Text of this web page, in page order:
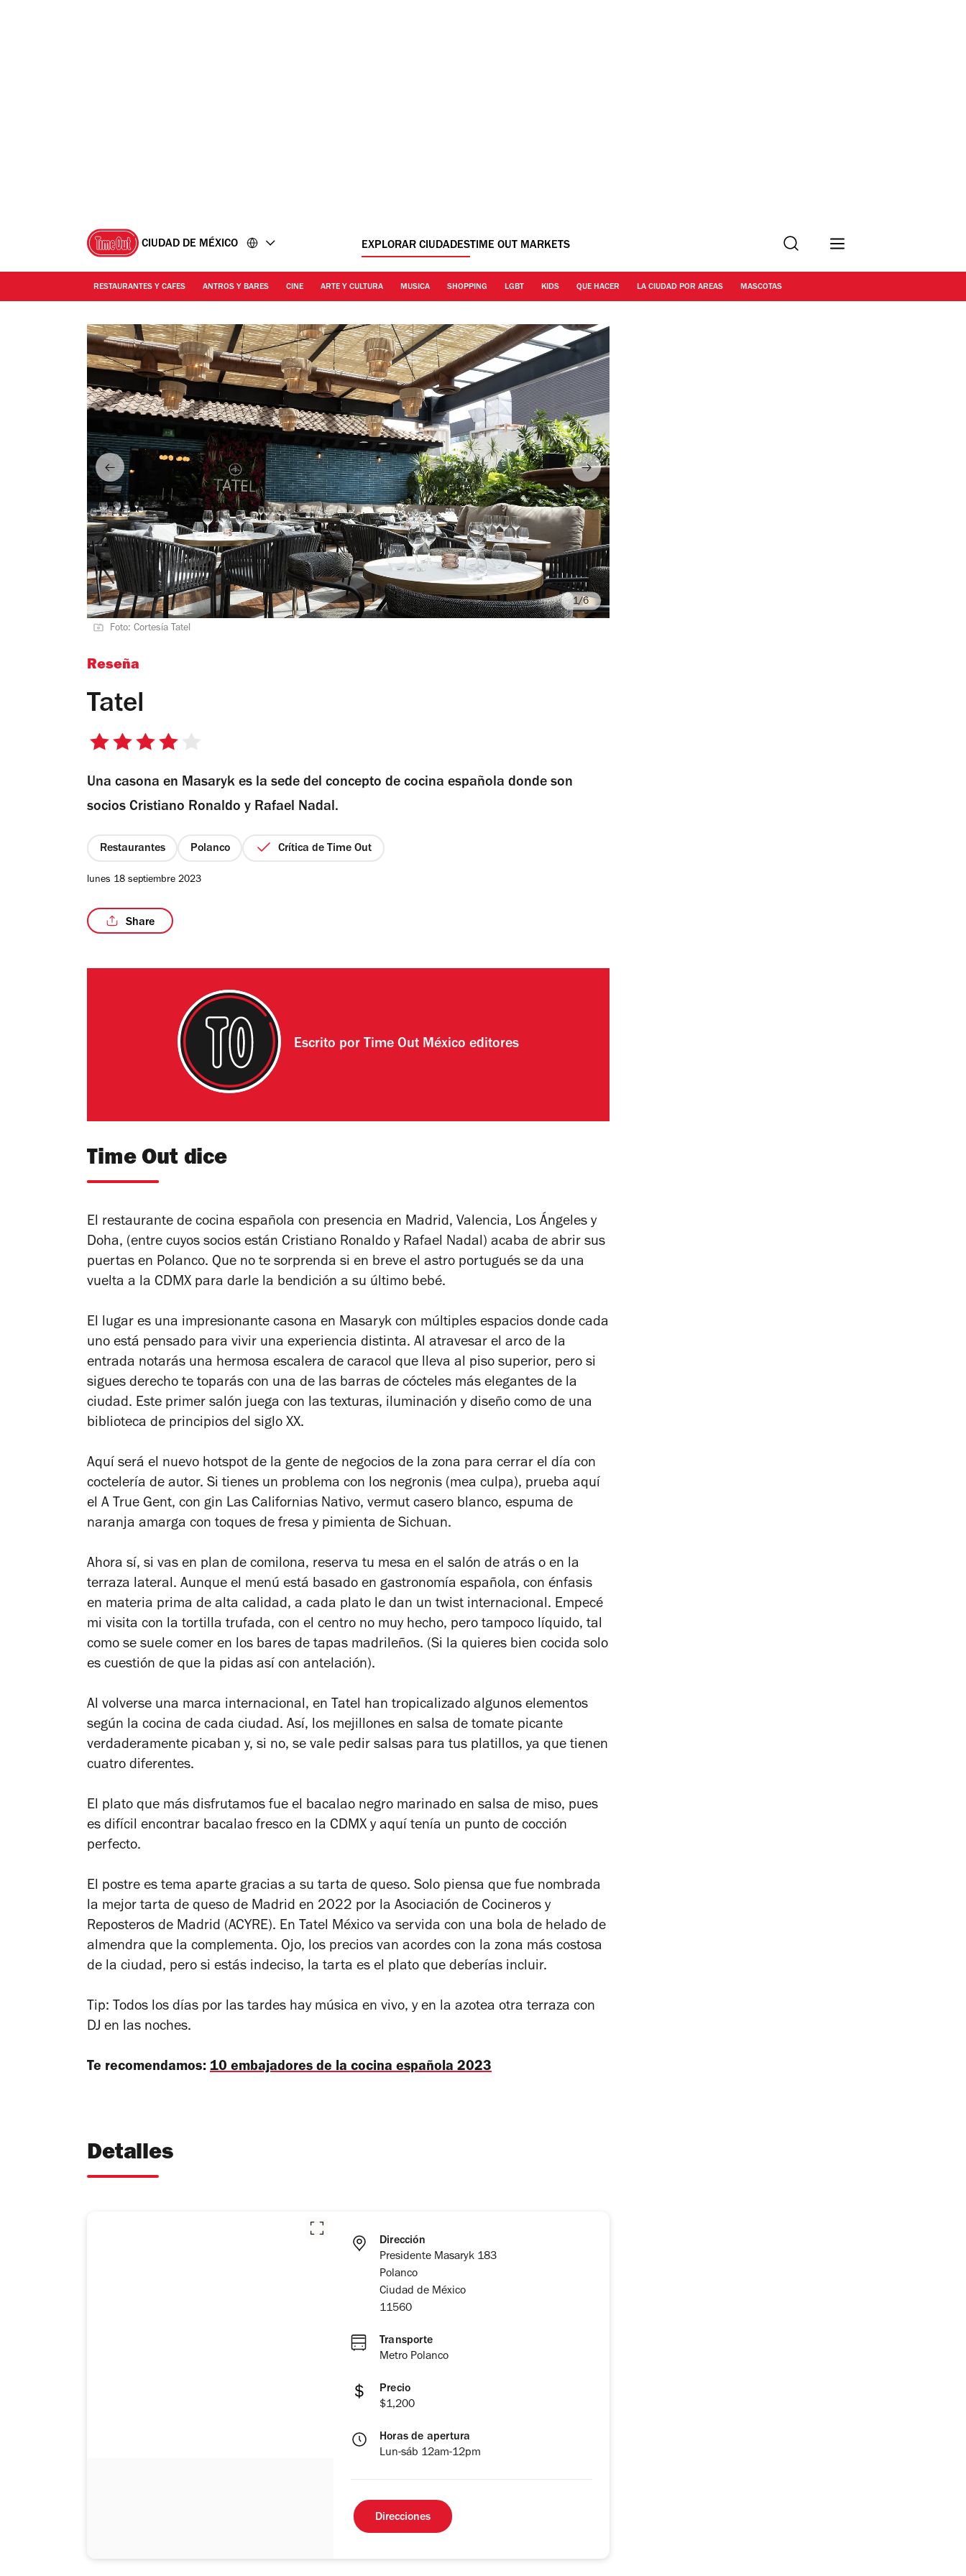
CIUDAD DE MÉXICO EXPLORAR CIUDADESTIME OUT MARKETS Buscar
RESTAURANTES Y CAFES ANTROS Y BARES CINE ARTE Y CULTURA MUSICA SHOPPING LGBT KIDS QUE HACER LA CIUDAD POR AREAS MASCOTAS
Foto: Cortesía Tatel
/6
Reseña
Tatel
4
5
estrellas
Una casona en Masaryk es la sede del concepto de cocina española donde son
socios Cristiano Ronaldo y Rafael Nadal.
Restaurantes Polanco Crítica de Time Out
lunes 18 septiembre 2023
Share
Escrito por Time Out México editores
Time Out dice
El restaurante de cocina española con presencia en Madrid, Valencia, Los Ángeles y
Doha, (entre cuyos socios están Cristiano Ronaldo y Rafael Nadal) acaba de abrir sus
puertas en Polanco. Que no te sorprenda si en breve el astro portugués se da una
vuelta a la CDMX para darle la bendición a su último bebé.
El lugar es una impresionante casona en Masaryk con múltiples espacios donde cada
uno está pensado para vivir una experiencia distinta. Al atravesar el arco de la
entrada notarás una hermosa escalera de caracol que lleva al piso superior, pero si
sigues derecho te toparás con una de las barras de cócteles más elegantes de la
ciudad. Este primer salón juega con las texturas, iluminación y diseño como de una
biblioteca de principios del siglo XX.
Aquí será el nuevo hotspot de la gente de negocios de la zona para cerrar el día con
coctelería de autor. Si tienes un problema con los negronis (mea culpa), prueba aquí
el A True Gent, con gin Las Californias Nativo, vermut casero blanco, espuma de
naranja amarga con toques de fresa y pimienta de Sichuan.
Ahora sí, si vas en plan de comilona, reserva tu mesa en el salón de atrás o en la
terraza lateral. Aunque el menú está basado en gastronomía española, con énfasis
en materia prima de alta calidad, a cada plato le dan un twist internacional. Empecé
mi visita con la tortilla trufada, con el centro no muy hecho, pero tampoco líquido, tal
como se suele comer en los bares de tapas madrileños. (Si la quieres bien cocida solo
es cuestión de que la pidas así con antelación).
Al volverse una marca internacional, en Tatel han tropicalizado algunos elementos
según la cocina de cada ciudad. Así, los mejillones en salsa de tomate picante
verdaderamente picaban y, si no, se vale pedir salsas para tus platillos, ya que tienen
cuatro diferentes.
El plato que más disfrutamos fue el bacalao negro marinado en salsa de miso, pues
es difícil encontrar bacalao fresco en la CDMX y aquí tenía un punto de cocción
perfecto.
El postre es tema aparte gracias a su tarta de queso. Solo piensa que fue nombrada
la mejor tarta de queso de Madrid en 2022 por la Asociación de Cocineros y
Reposteros de Madrid (ACYRE). En Tatel México va servida con una bola de helado de
almendra que la complementa. Ojo, los precios van acordes con la zona más costosa
de la ciudad, pero si estás indeciso, la tarta es el plato que deberías incluir.
Tip: Todos los días por las tardes hay música en vivo, y en la azotea otra terraza con
DJ en las noches.
Te recomendamos: 10 embajadores de la cocina española 2023
Detalles
Dirección
Presidente Masaryk 183
Polanco
Ciudad de México
11560
Transporte
Metro Polanco
Precio
$1,200
Horas de apertura
Lun-sáb 12am-12pm
Direcciones